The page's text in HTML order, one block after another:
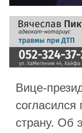
Вице-
страну. Об